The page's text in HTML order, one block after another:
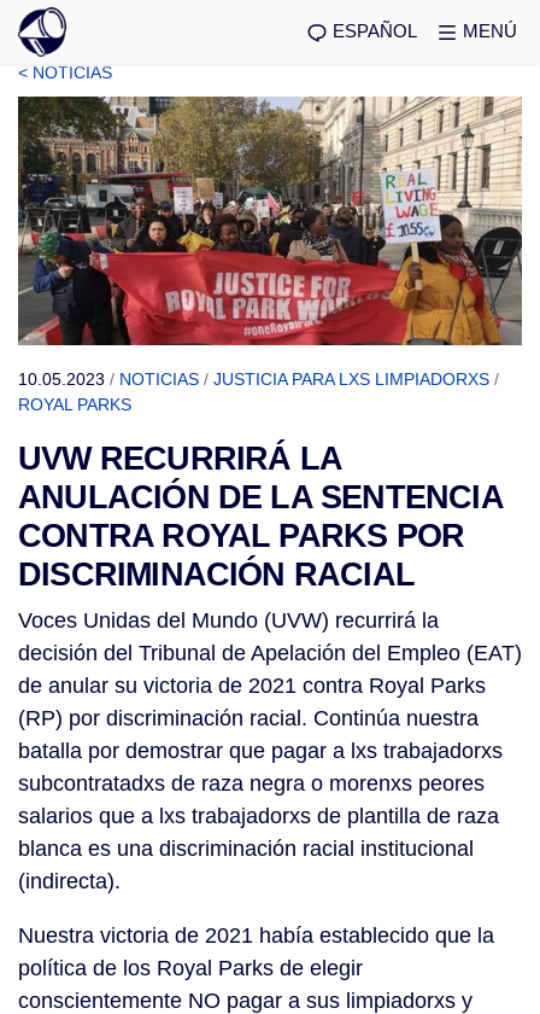
ESPAÑOL MENÚ
< NOTICIAS
10.05.2023 / NOTICIAS / JUSTICIA PARA LXS LIMPIADORXS /
ROYAL PARKS
UVW RECURRIRÁ LA
ANULACIÓN DE LA SENTENCIA
CONTRA ROYAL PARKS POR
DISCRIMINACIÓN RACIAL
Voces Unidas del Mundo (UVW) recurrirá la
decisión del Tribunal de Apelación del Empleo (EAT)
de anular su victoria de 2021 contra Royal Parks
(RP) por discriminación racial. Continúa nuestra
batalla por demostrar que pagar a lxs trabajadorxs
subcontratadxs de raza negra o morenxs peores
salarios que a lxs trabajadorxs de plantilla de raza
blanca es una discriminación racial institucional
(indirecta).
Nuestra victoria de 2021 había establecido que la
política de los Royal Parks de elegir
conscientemente NO pagar a sus limpiadorxs y